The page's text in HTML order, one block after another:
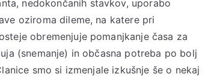
nedokončanih stavkov, uporabo
oziroma dileme, na katere pri
obremenjuje pomanjkanje časa za
(snemanje) in občasna potreba po bolj
smo si izmenjale izkušnje še o nekaj